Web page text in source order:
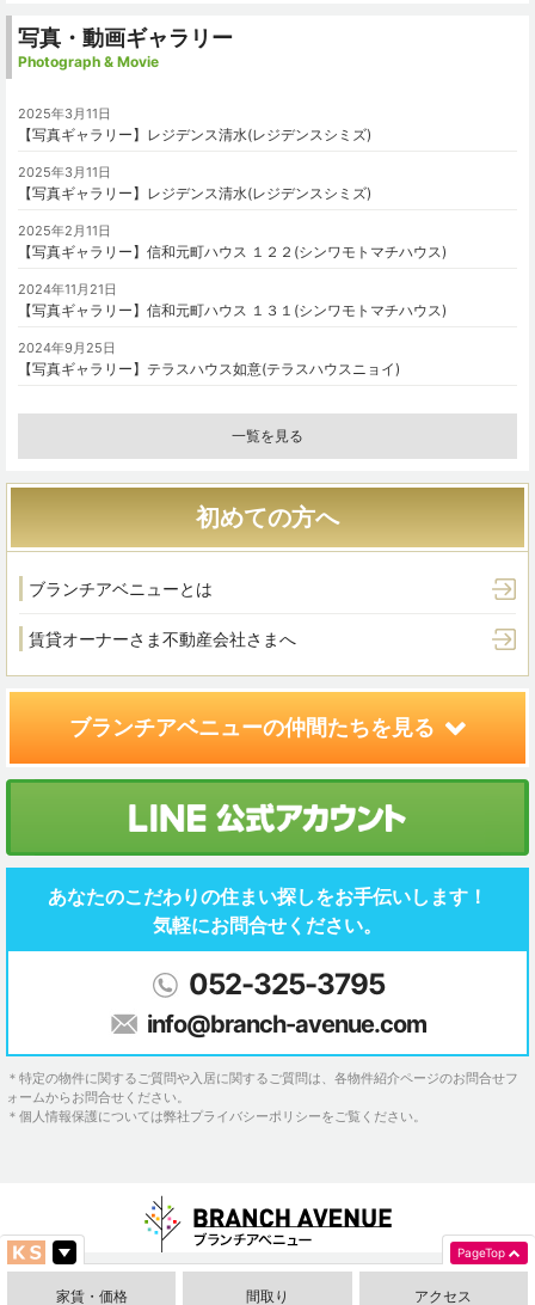
写真・動画ギャラリー
Photograph & Movie
2025年3月11日
【写真ギャラリー】レジデンス清水(レジデンスシミズ)
2025年3月11日
【写真ギャラリー】レジデンス清水(レジデンスシミズ)
2025年2月11日
【写真ギャラリー】信和元町ハウス １２２(シンワモトマチハウス)
2024年11月21日
【写真ギャラリー】信和元町ハウス １３１(シンワモトマチハウス)
2024年9月25日
【写真ギャラリー】テラスハウス如意(テラスハウスニョイ)
一覧を見る
初めての方へ
ブランチアベニューとは
賃貸オーナーさま不動産会社さまへ
ブランチアベニューの仲間たちを見る
あなたのこだわりの住まい探しをお手伝いします！
気軽にお問合せください。
052-325-3795
info@branch-avenue.com
家賃・価格 間取り アクセス
PageTop
＊特定の物件に関するご質問や入居に関するご質問は、各物件紹介ページのお問合せフ
ォームからお問合せください。
＊個人情報保護については弊社プライバシーポリシーをご覧ください。